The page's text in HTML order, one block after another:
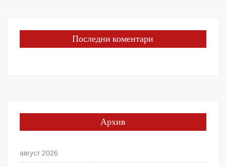
Последни коментари
Архив
август 2026